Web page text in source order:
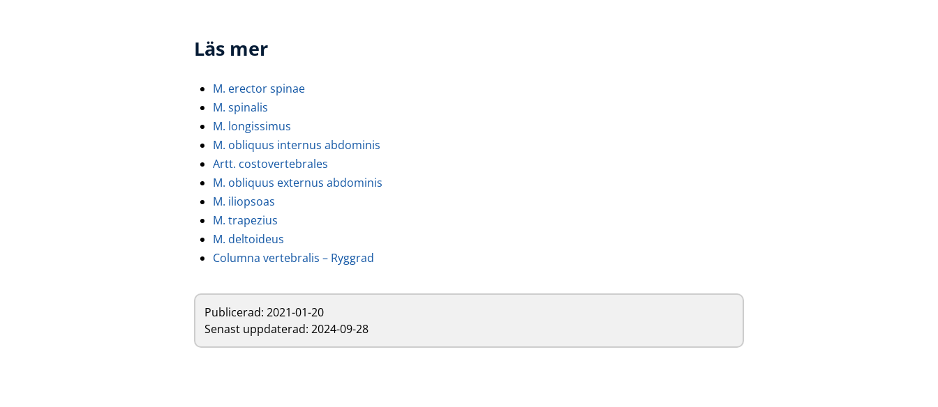
Läs mer
M. erector spinae
M. spinalis
M. longissimus
M. obliquus internus abdominis
Artt. costovertebrales
M. obliquus externus abdominis
M. iliopsoas
M. trapezius
M. deltoideus
Columna vertebralis – Ryggrad
Publicerad:2021-01-20
Senast uppdaterad: 2024-09-28